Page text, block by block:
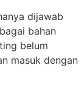
dijawab
bahan
belum
masuk dengan